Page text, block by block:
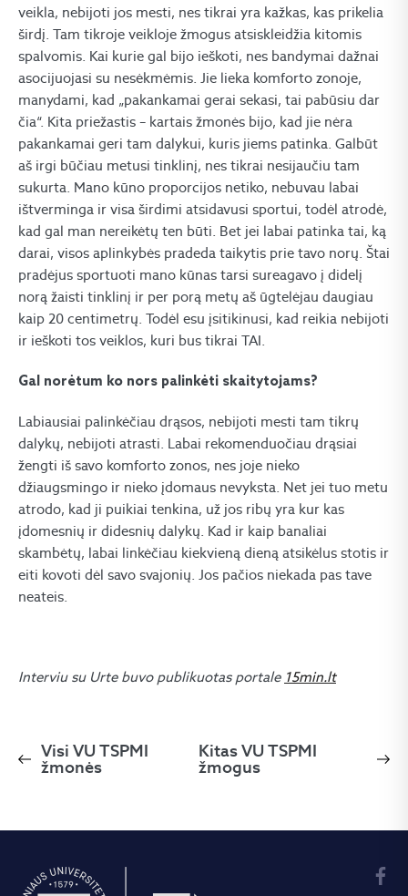
veikla, nebijoti jos mesti, nes tikrai yra kažkas, kas prikelia
širdį. Tam tikroje veikloje žmogus atsiskleidžia kitomis
spalvomis. Kai kurie gal bijo ieškoti, nes bandymai dažnai
asocijuojasi su nesėkmėmis. Jie lieka komforto zonoje,
manydami, kad „pakankamai gerai sekasi, tai pabūsiu dar
čia“. Kita priežastis – kartais žmonės bijo, kad jie nėra
pakankamai geri tam dalykui, kuris jiems patinka. Galbūt
aš irgi būčiau metusi tinklinį, nes tikrai nesijaučiu tam
sukurta. Mano kūno proporcijos netiko, nebuvau labai
ištverminga ir visa širdimi atsidavusi sportui, todėl atrodė,
kad gal man nereikėtų ten būti. Bet jei labai patinka tai, ką
darai, visos aplinkybės pradeda taikytis prie tavo norų. Štai
pradėjus sportuoti mano kūnas tarsi sureagavo į didelį
norą žaisti tinklinį ir per porą metų aš ūgtelėjau daugiau
kaip 20 centimetrų. Todėl esu įsitikinusi, kad reikia nebijoti
ir ieškoti tos veiklos, kuri bus tikrai TAI.
Gal norėtum ko nors palinkėti skaitytojams?
Labiausiai palinkėčiau drąsos, nebijoti mesti tam tikrų
dalykų, nebijoti atrasti. Labai rekomenduočiau drąsiai
žengti iš savo komforto zonos, nes joje nieko
džiaugsmingo ir nieko įdomaus nevyksta. Net jei tuo metu
atrodo, kad ji puikiai tenkina, už jos ribų yra kur kas
įdomesnių ir didesnių dalykų. Kad ir kaip banaliai
skambėtų, labai linkėčiau kiekvieną dieną atsikėlus stotis ir
eiti kovoti dėl savo svajonių. Jos pačios niekada pas tave
neateis.
Interviu su Urte buvo publikuotas portale 15min.lt
Visi VU TSPMI
žmonės
Kitas VU TSPMI
žmogus